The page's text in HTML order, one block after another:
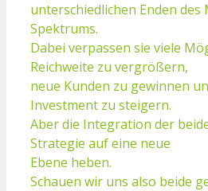
unterschiedlichen Enden
Spektrums.
Dabei verpassen sie viele
Reichweite zu vergrößern,
neue Kunden zu gewinnen
Investment zu steigern.
Aber die Integration der
Strategie auf eine neue
Ebene heben.
Schauen wir uns also beide